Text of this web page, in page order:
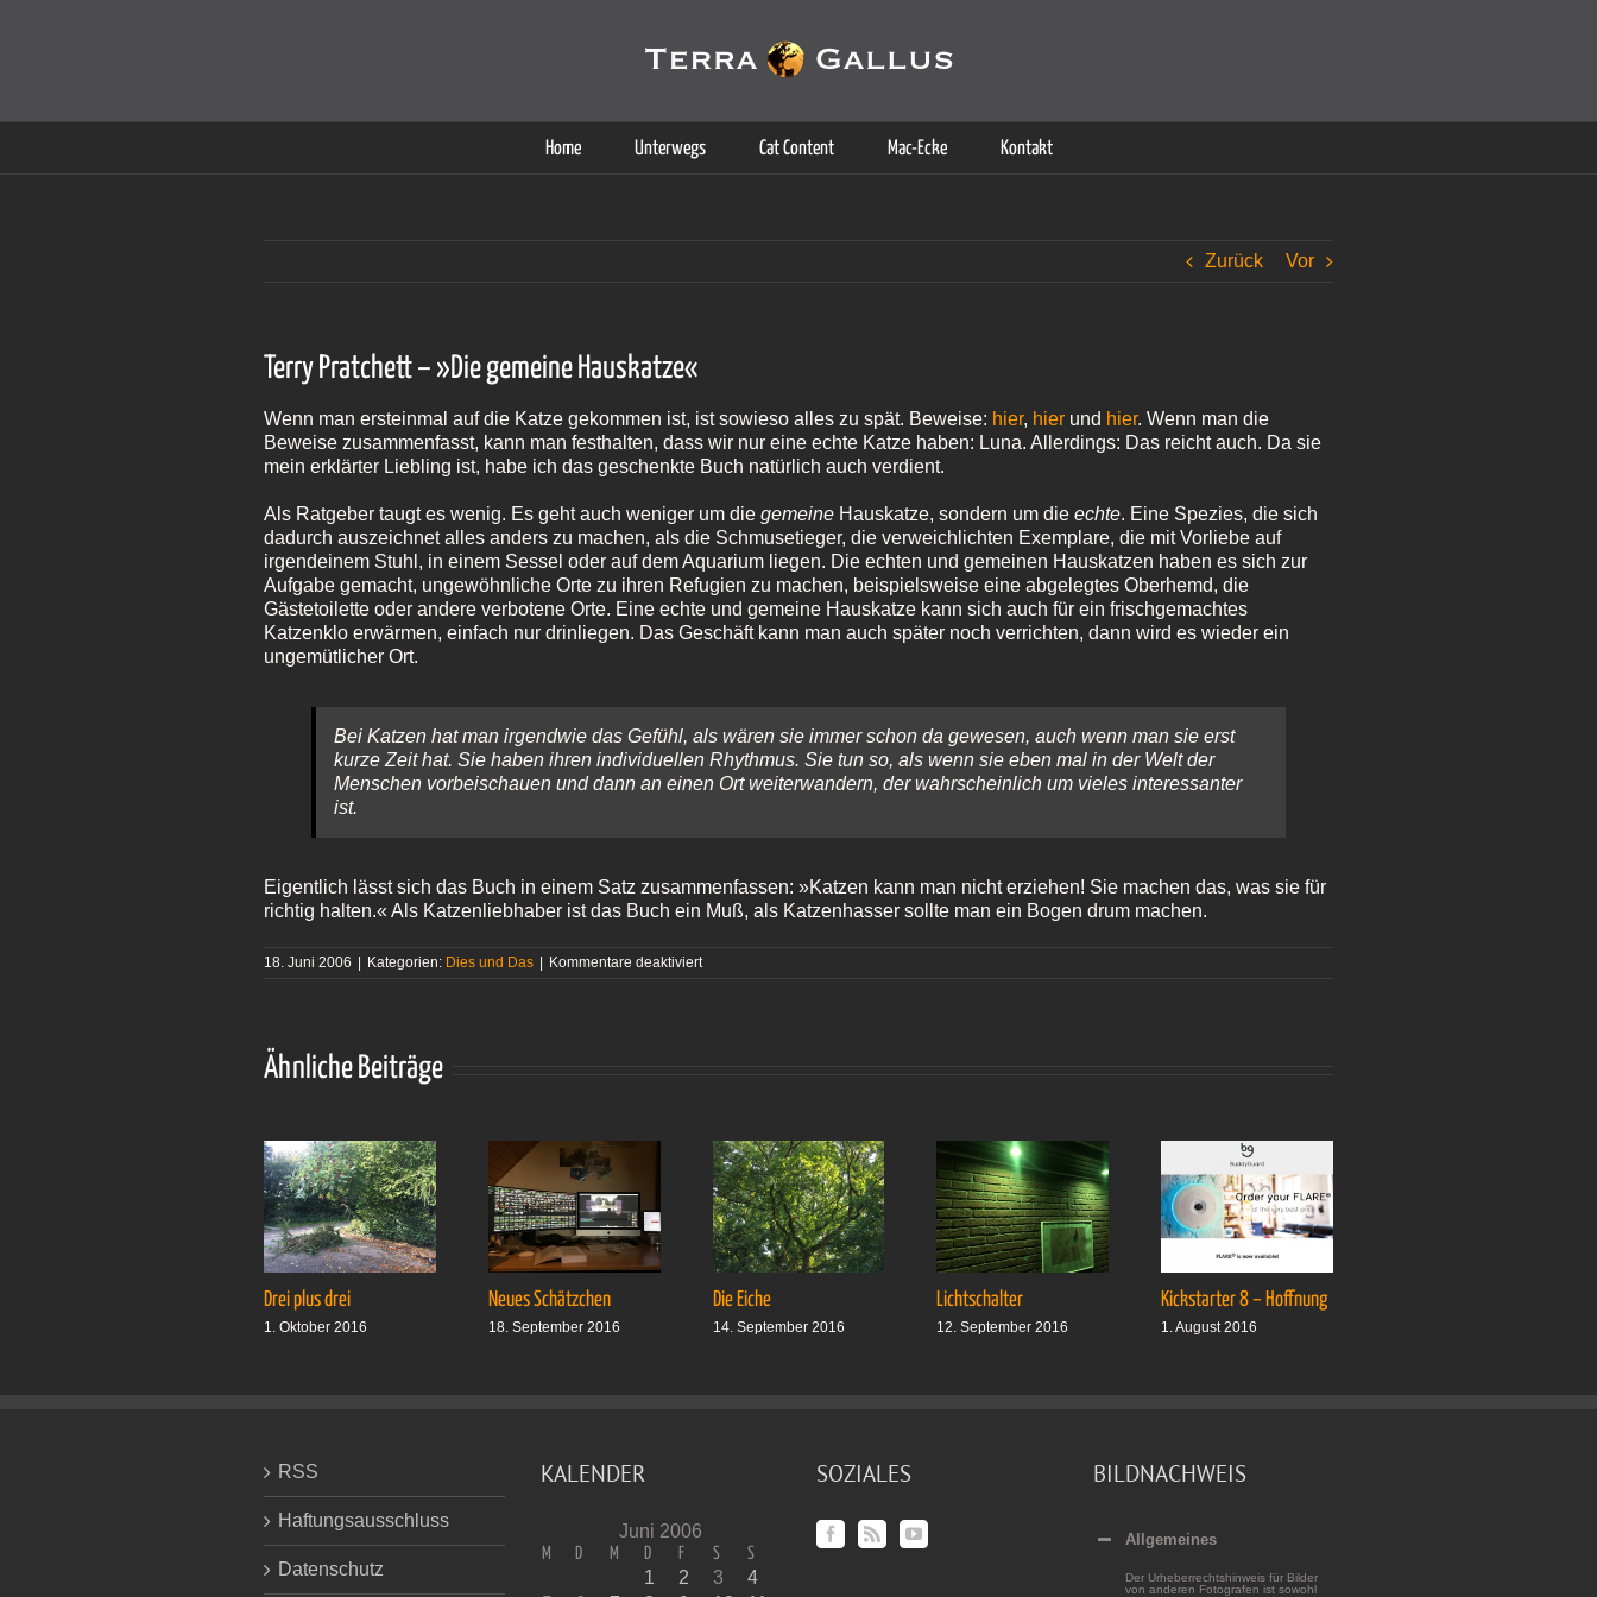
Home Unterwegs Cat Content Mac-Ecke Kontakt
Zurück Vor
Terry Pratchett – »Die gemeine Hauskatze«
Wenn man ersteinmal auf die Katze gekommen ist, ist sowieso alles zu spät. Beweise: hier, hier und hier. Wenn man die
Beweise zusammenfasst, kann man festhalten, dass wir nur eine echte Katze haben: Luna. Allerdings: Das reicht auch. Da sie
mein erklärter Liebling ist, habe ich das geschenkte Buch natürlich auch verdient.
Als Ratgeber taugt es wenig. Es geht auch weniger um die gemeine Hauskatze, sondern um die echte. Eine Spezies, die sich
dadurch auszeichnet alles anders zu machen, als die Schmusetieger, die verweichlichten Exemplare, die mit Vorliebe auf
irgendeinem Stuhl, in einem Sessel oder auf dem Aquarium liegen. Die echten und gemeinen Hauskatzen haben es sich zur
Aufgabe gemacht, ungewöhnliche Orte zu ihren Refugien zu machen, beispielsweise eine abgelegtes Oberhemd, die
Gästetoilette oder andere verbotene Orte. Eine echte und gemeine Hauskatze kann sich auch für ein frischgemachtes
Katzenklo erwärmen, einfach nur drinliegen. Das Geschäft kann man auch später noch verrichten, dann wird es wieder ein
ungemütlicher Ort.
Bei Katzen hat man irgendwie das Gefühl, als wären sie immer schon da gewesen, auch wenn man sie erst
kurze Zeit hat. Sie haben ihren individuellen Rhythmus. Sie tun so, als wenn sie eben mal in der Welt der
Menschen vorbeischauen und dann an einen Ort weiterwandern, der wahrscheinlich um vieles interessanter
ist.
Eigentlich lässt sich das Buch in einem Satz zusammenfassen: »Katzen kann man nicht erziehen! Sie machen das, was sie für
richtig halten.« Als Katzenliebhaber ist das Buch ein Muß, als Katzenhasser sollte man ein Bogen drum machen.
18. Juni 2006 | Kategorien: Dies und Das | Kommentare deaktiviertfür
Ähnliche Beiträge
Drei plus drei
1. Oktober 2016
Neues Schätzchen
18. September 2016
Die Eiche
14. September 2016
Lichtschalter
12. September 2016
Kickstarter 8 – Hoffnung
1. August 2016
RSS
Haftungsausschluss
Datenschutz
KALENDER
Juni 2006
M D M D F S S
1 2 3
4
SOZIALES BILDNACHWEIS
Allgemeines
Der Urheberrechtshinweis für Bilder
von anderen Fotografen ist sowohl
Cookies helfen auf auf dieser Seite bei der Bereitstellung der Dienste. Durch die Nutzung dieser Webseite erklären Sie sich damit einverstanden, dass Cookies gesetzt werden.
Weitere Informationen